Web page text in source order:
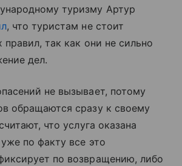
туризму Артур
, что туристам не стоит
правил, так как они не сильно
дел.
не вызывает, потому
обращаются сразу к своему
что услуга оказана
по факту все это
по возвращению, либо